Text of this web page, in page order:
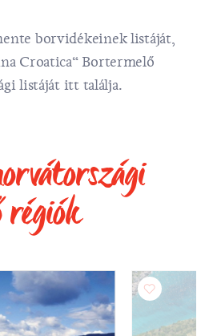
borvidékeinek listáját,
Croatica“ Bortermelő
listáját itttalálja.